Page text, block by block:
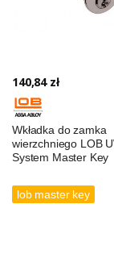
140,84 zł
Wkładka do zamka
wierzchniego LOB
System Master Key
lob master key